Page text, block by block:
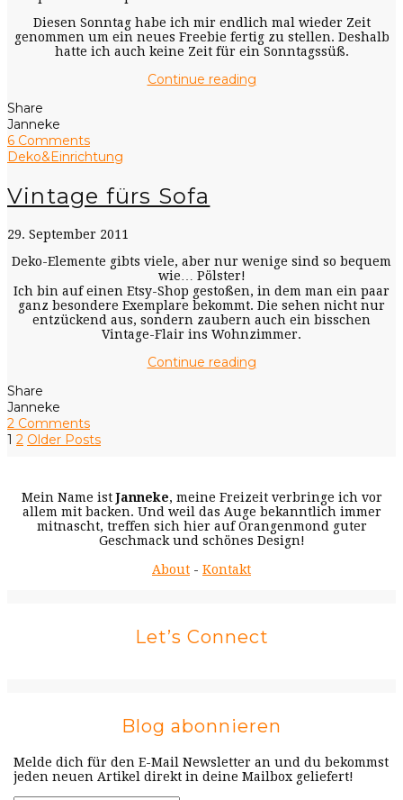
Diesen Sonntag habe ich mir endlich mal wieder Zeit
genommen um ein neues Freebie fertig zu stellen. Deshalb
hatte ich auch keine Zeit für ein Sonntagssüß.
Continue reading
Share
Janneke
6 Comments
Deko&Einrichtung
Vintage fürs Sofa
29. September 2011
Deko-Elemente gibts viele, aber nur wenige sind so bequem
wie… Pölster!
Ich bin auf einen Etsy-Shop gestoßen, in dem man ein paar
ganz besondere Exemplare bekommt. Die sehen nicht nur
entzückend aus, sondern zaubern auch ein bisschen
Vintage-Flair ins Wohnzimmer.
Continue reading
Share
Janneke
2 Comments
1 2 Older Posts
Mein Name istJanneke, meine Freizeit verbringe ich vor
allem mit backen. Und weil das Auge bekanntlich immer
mitnascht, treffen sich hier auf Orangenmond guter
Geschmack und schönes Design!
About - Kontakt
Let’s Connect
Blog abonnieren
Melde dich für den E-Mail Newsletter an und du bekommst
jeden neuen Artikel direkt in deine Mailbox geliefert!